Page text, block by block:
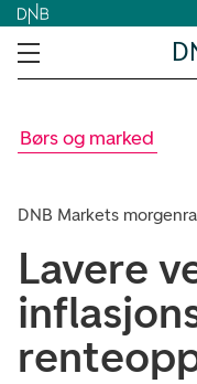
Børs og marked
DNB Markets
Lavere